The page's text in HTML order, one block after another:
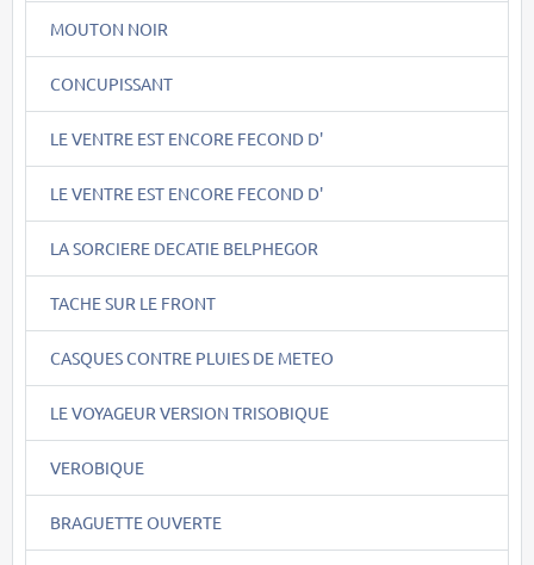
MOUTON NOIR
CONCUPISSANT
LE VENTRE EST ENCORE FECOND D'
LE VENTRE EST ENCORE FECOND D'
LA SORCIERE DECATIE BELPHEGOR
TACHE SUR LE FRONT
CASQUES CONTRE PLUIES DE METEO
LE VOYAGEUR VERSION TRISOBIQUE
VEROBIQUE
BRAGUETTE OUVERTE